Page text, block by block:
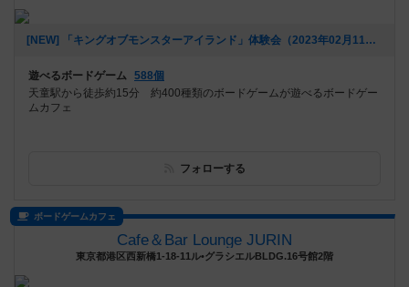
[NEW] 「キングオブモンスターアイランド」体験会（2023年02月11日 17時29分）
遊べるボードゲーム 588個
天童駅から徒歩約15分 約400種類のボードゲームが遊べるボードゲー
ムカフェ
フォローする
ボードゲームカフェ
Cafe＆Bar Lounge JURIN
東京都港区西新橋1-18-11ル•グラシエルBLDG.16号館2階